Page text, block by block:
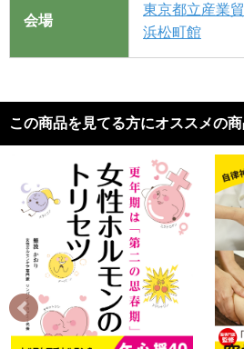
会場
東京都立産業
浜松町館
この商品を見てる方にオススメの